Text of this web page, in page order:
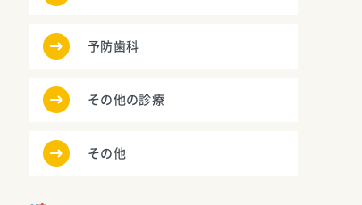
予防歯科
その他の診療
その他